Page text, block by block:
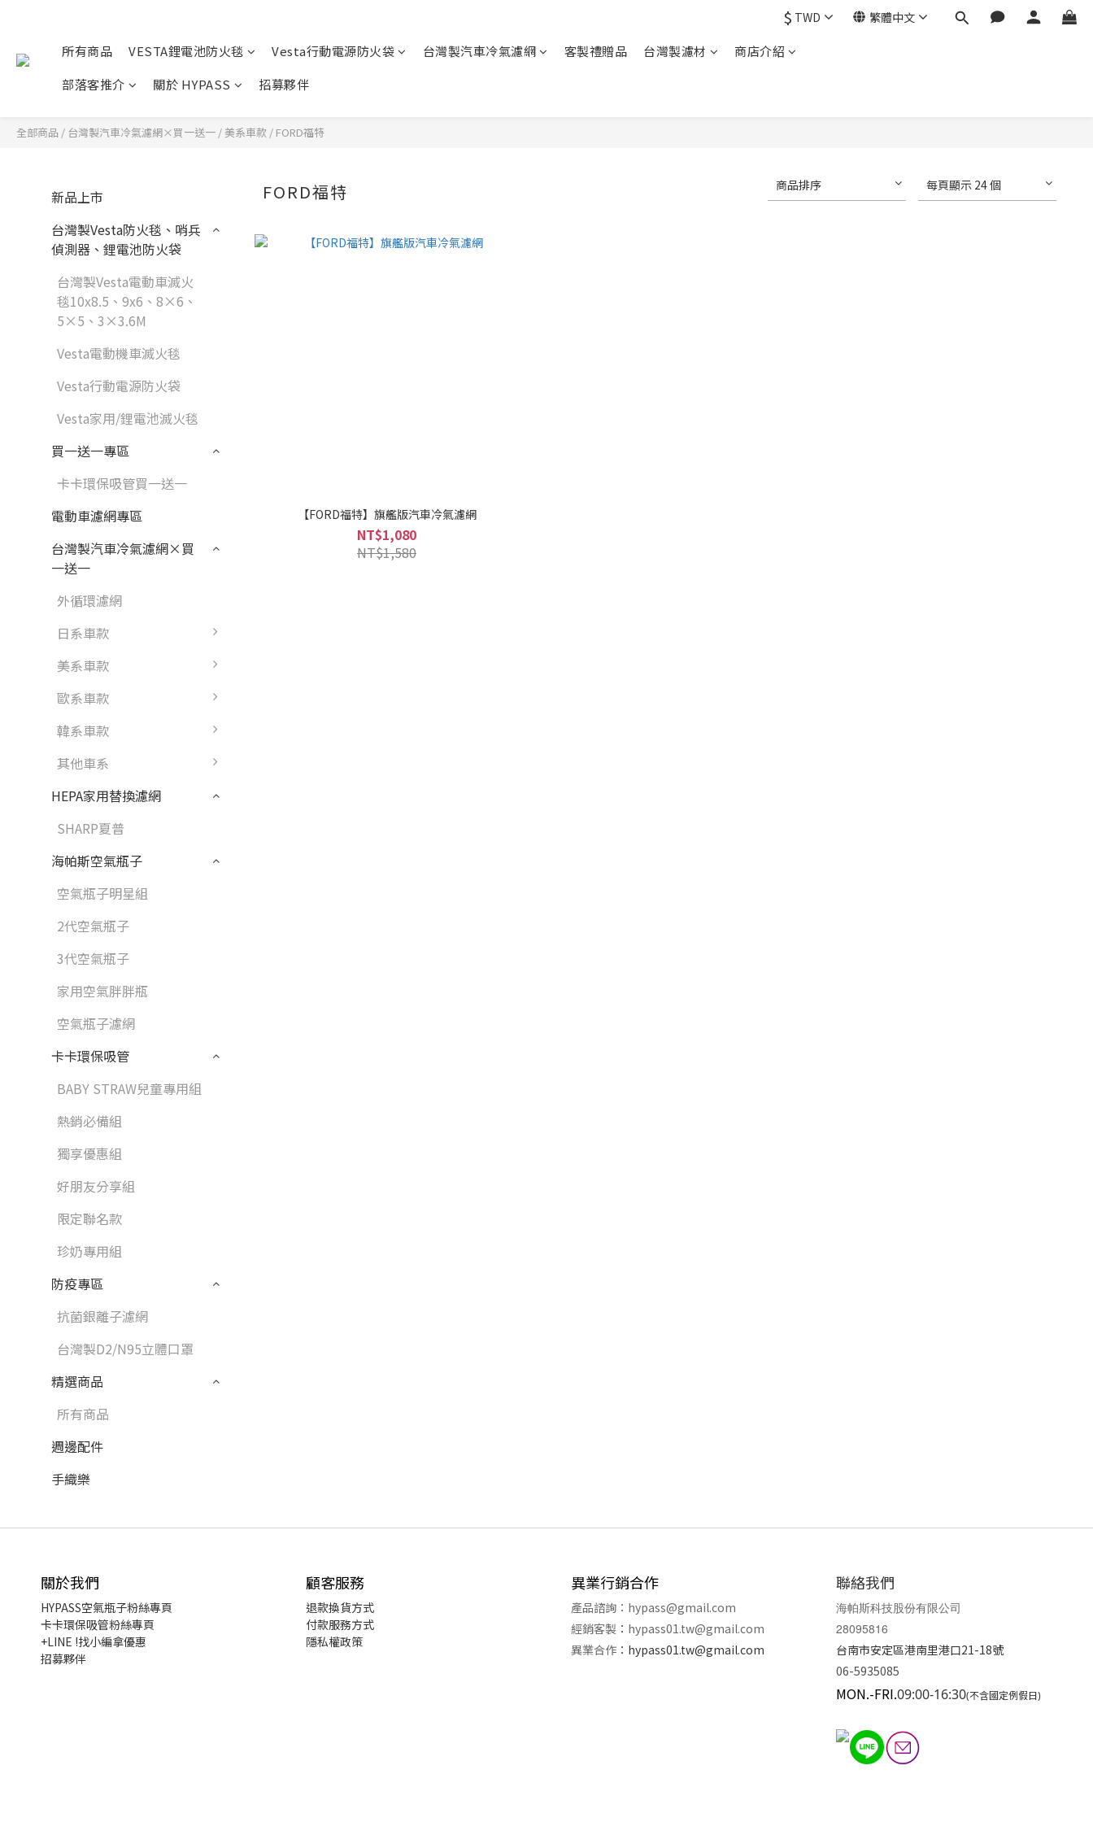
$ TWD 繁體中文
所有商品 VESTA鋰電池防火毯 Vesta行動電源防火袋 台灣製汽車冷氣濾網 客製禮贈品 台灣製濾材
商店介紹
部落客推介
關於 HYPASS 招募夥伴
全部商品 / 台灣製汽車冷氣濾網×買一送一 / 美系車款 / FORD福特
新品上市
台灣製Vesta防火毯、哨兵
偵測器、鋰電池防火袋
台灣製Vesta電動車滅火
毯10x8.5、9x6、8×6、
5×5、3×3.6M
Vesta電動機車滅火毯
Vesta行動電源防火袋
Vesta家用/鋰電池滅火毯
買一送一專區
卡卡環保吸管買一送一
電動車濾網專區
台灣製汽車冷氣濾網×買
一送一
外循環濾網
日系車款
美系車款
歐系車款
韓系車款
其他車系
HEPA家用替換濾網
SHARP夏普
海帕斯空氣瓶子
空氣瓶子明星組
2代空氣瓶子
3代空氣瓶子
家用空氣胖胖瓶
空氣瓶子濾網
卡卡環保吸管
BABY STRAW兒童專用組
熱銷必備組
獨享優惠組
好朋友分享組
限定聯名款
珍奶專用組
防疫專區
抗菌銀離子濾網
台灣製D2/N95立體口罩
精選商品
所有商品
週邊配件
手織樂
FORD福特 商品排序 每頁顯示 24 個
【FORD福特】旗艦版汽車冷氣濾網
NT$1,080
NT$1,580
關於我們
HYPASS空氣瓶子粉絲專頁
卡卡環保吸管粉絲專頁
+LINE !找小編拿優惠
招募夥伴
顧客服務
退款換貨方式
付款服務方式
隱私權政策
異業行銷合作
產品諮詢： hypass@gmail.com
經銷客製 ： hypass01.tw@gmail.com
異業合作 ： hypass01.tw@gmail.com
聯絡我們
海帕斯科技股份有限公司
28095816
台南市安定區港南里港口21-18號
06-5935085
MON.-FRI.09:00-16:30(不含國定例假日)